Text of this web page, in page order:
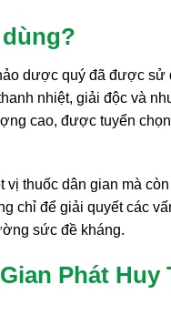
dược quý đã được sử
nhiệt, giải độc và
cao, được tuyển
thuốc dân gian mà
chỉ để giải quyết các
sức đề kháng.
Phát Huy